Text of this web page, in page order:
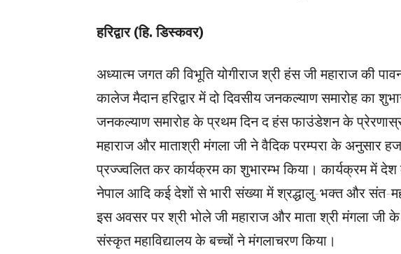
हरिद्वार (हि. डिस्कवर)
अध्यात्म जगत की विभूति योगीराज श्री हंस जी महाराज की
कालेज मैदान हरिद्वार में दो‌ दिवसीय जनकल्याण समारोह का
जनकल्याण समारोह के प्रथम दिन द हंस फाउंडेशन के
महाराज और माताश्री मंगला जी ने वैदिक परम्परा के अनुसार
प्रज्ज्वलित कर कार्यक्रम का शुभारम्भ किया। कार्यक्रम में देश
नेपाल आदि कई देशों से भारी संख्या में श्रद्धालु-भक्त और संत-
इस अवसर पर श्री भोले जी महाराज और माता श्री मंगला जी
संस्कृत महाविद्यालय के बच्चों ने मंगलाचरण किया।